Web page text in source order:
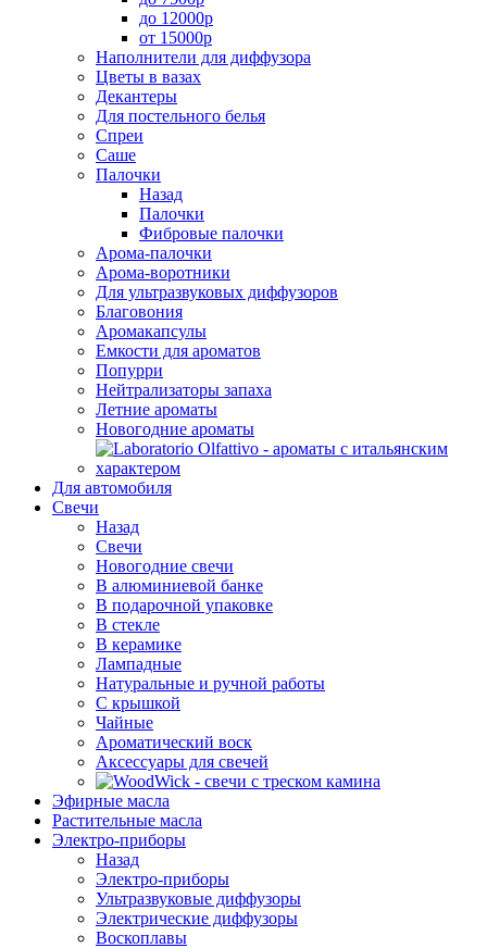
до 12000р
от 15000р
Наполнители для диффузора
Цветы в вазах
Декантеры
Для постельного белья
Спреи
Саше
Палочки
Назад
Палочки
Фибровые палочки
Арома-палочки
Арома-воротники
Для ультразвуковых диффузоров
Благовония
Аромакапсулы
Емкости для ароматов
Попурри
Нейтрализаторы запаха
Летние ароматы
Новогодние ароматы
Для автомобиля
Свечи
Назад
Свечи
Новогодние свечи
В алюминиевой банке
В подарочной упаковке
В стекле
В керамике
Лампадные
Натуральные и ручной работы
С крышкой
Чайные
Ароматический воск
Аксессуары для свечей
Эфирные масла
Растительные масла
Электро-приборы
Назад
Электро-приборы
Ультразвуковые диффузоры
Электрические диффузоры
Воскоплавы